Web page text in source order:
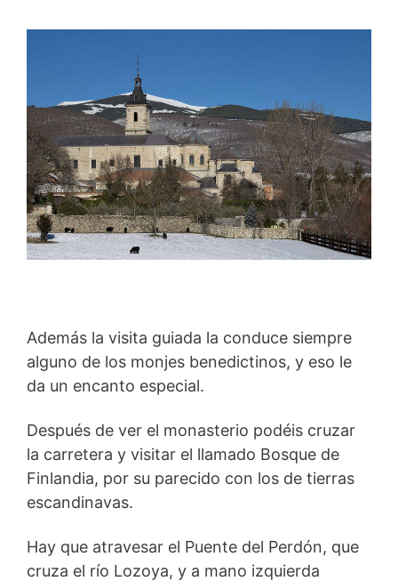
Además la visita guiada la conduce siempre
alguno de los monjes benedictinos, y eso le
da un encanto especial.
Después de ver el monasterio podéis cruzar
la carretera y visitar el llamado Bosque de
Finlandia, por su parecido con los de tierras
escandinavas.
Hay que atravesar el Puente del Perdón, que
cruza el río Lozoya, y a mano izquierda